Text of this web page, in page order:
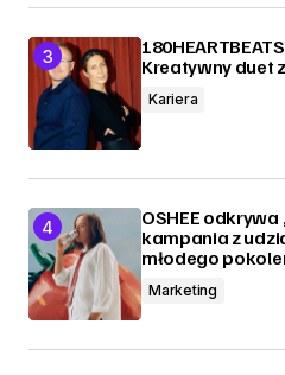
Kreatywny duet
Kariera
OSHEE
kampania z
młodego
Marketing